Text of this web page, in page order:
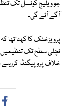
جو ویلیج کونسل تک
آگے آئے گی۔
پرویزخٹک کا کہنا تھا
نچلی سطح تک تنظیمیں
خلاف پروپیگنڈا کررہے